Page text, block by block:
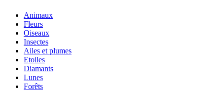
Animaux
Fleurs
Oiseaux
Insectes
Ailes et plumes
Etoiles
Diamants
Lunes
Forêts